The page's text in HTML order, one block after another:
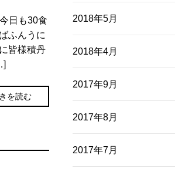
日も30食
ふんうに
皆様積丹
を読む
2018年5月
2018年4月
2017年9月
2017年8月
2017年7月